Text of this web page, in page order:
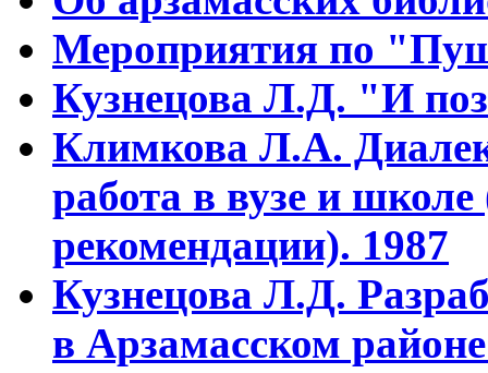
Мероприятия по
Кузнецова Л.Д. "И
Климкова Л.А.
работа в вузе и
рекомендации). 1987
Кузнецова Л.Д.
в Арзамасском